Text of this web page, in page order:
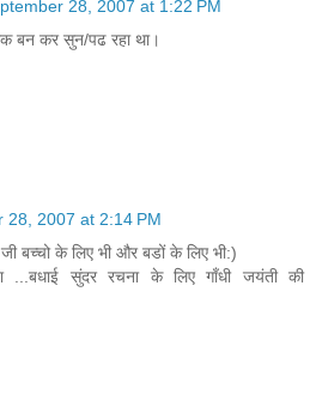
28, 2007 at 1:22 PM
बन कर सुन/पढ रहा था।
28, 2007 at 2:14 PM
बच्चो के लिए भी और बडों के लिए भी:)
...बधाई सुंदर रचना के लिए गाँधी जयंती की